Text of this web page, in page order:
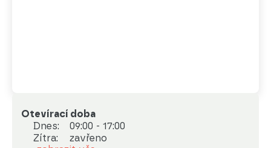
Otevírací doba
Dnes:
09:00 - 17:00
Zítra:
zavřeno